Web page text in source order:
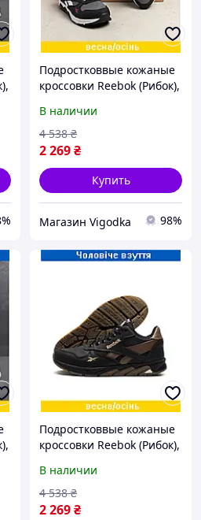
Подростковвые кожаные
кроссовки Reebok (Рибок),
черные, кеды. Мужская
обувь
В наличии
2 269₴
4 538 ₴
Купить
Магазин Vigodka 98%
Подростковвые кожаные
кроссовки Reebok (Рибок),
черные, кеды. Мужская
обувь
В наличии
2 269₴
4 538 ₴